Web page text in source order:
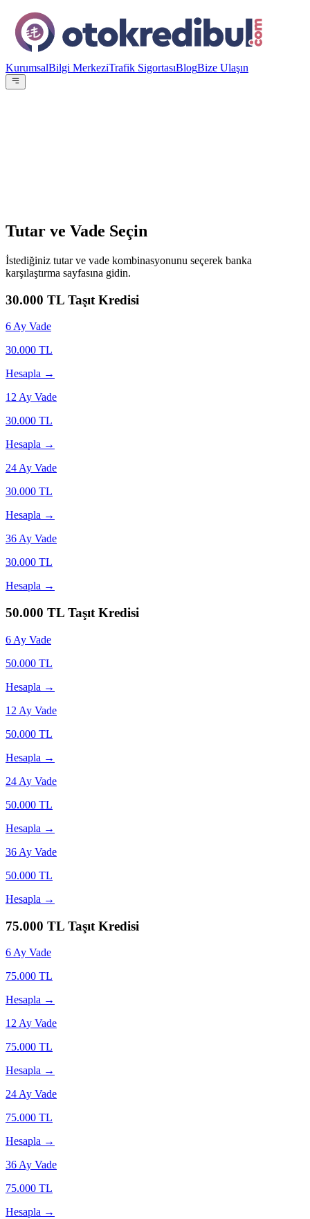
KurumsalBilgi MerkeziTrafik SigortasıBlogBize Ulaşın
Tutar ve Vade Seçin
İstediğiniz tutar ve vade kombinasyonunu seçerek banka
karşılaştırma sayfasına gidin.
30.000 TL Taşıt Kredisi
6 Ay Vade
30.000 TL
Hesapla →
12 Ay Vade
30.000 TL
Hesapla →
24 Ay Vade
30.000 TL
Hesapla →
36 Ay Vade
30.000 TL
Hesapla →
50.000 TL Taşıt Kredisi
6 Ay Vade
50.000 TL
Hesapla →
12 Ay Vade
50.000 TL
Hesapla →
24 Ay Vade
50.000 TL
Hesapla →
36 Ay Vade
50.000 TL
Hesapla →
75.000 TL Taşıt Kredisi
6 Ay Vade
75.000 TL
Hesapla →
12 Ay Vade
75.000 TL
Hesapla →
24 Ay Vade
75.000 TL
Hesapla →
36 Ay Vade
75.000 TL
Hesapla →